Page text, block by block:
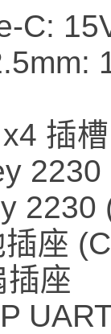
C:
插
2230
座
插座